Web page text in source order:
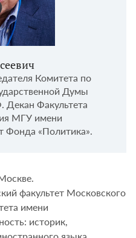
Комитета по
Думы
Декан Факультета
МГУ имени
Фонда «Политика».
факультет Московского
имени
историк,